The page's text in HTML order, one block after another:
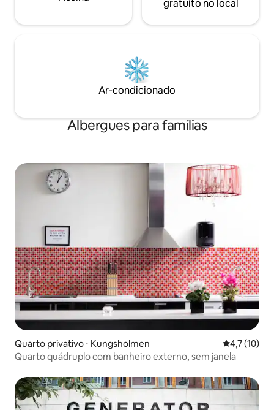
gratuito no local
Ar-condicionado
Albergues para famílias
Quarto privativo ⋅ Kungsholmen 4,7 de uma
4,7 (10)
Quarto quádruplo com banheiro externo, sem janela